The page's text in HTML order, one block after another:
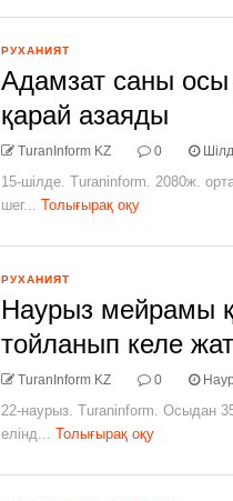
РУХАНИЯТ
Адамзат саны
қарай азаяды
TuranInform KZ 0
15-шілде. Turaninform. 2080ж.
шег... Толығырақ оқу
РУХАНИЯТ
Наурыз мейрамы
тойланып келе
TuranInform KZ 0
22-наурыз. Turaninform. Осыдан
елінд... Толығырақ оқу